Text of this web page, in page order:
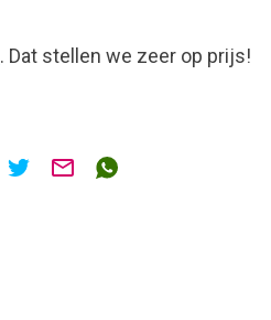
. Dat stellen we zeer op prijs!